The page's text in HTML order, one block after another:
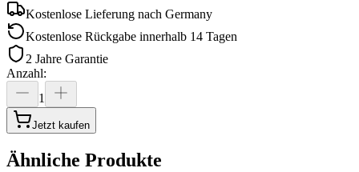
Kostenlose Lieferung nach Germany
Kostenlose Rückgabe innerhalb 14 Tagen
2 Jahre Garantie
Anzahl:
1
Jetzt kaufen
Ähnliche Produkte